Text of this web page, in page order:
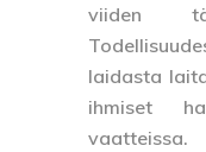
viiden
laidasta
ihmiset